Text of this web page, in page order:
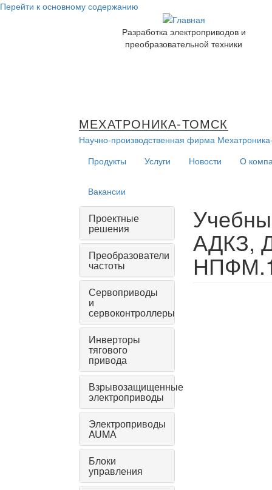
Перейти к основному содержанию
Разработка электроприводов и
преобразовательной техники
МЕХАТРОНИКА-ТОМСК
Научно-производственная фирма
Продукты
Услуги Новости О
Вакансии
Проектные
решения
Преобразователи
частоты
Сервоприводы
и
сервоконтроллеры
Инверторы
тягового
привода
Взрывозащищенные
электроприводы
Электроприводы
AUMA
Блоки
управления
АДКЗ,